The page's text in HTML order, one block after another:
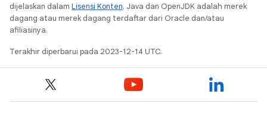
dijelaskan dalam Lisensi Konten. Java dan OpenJDK adalah merek
dagang atau merek dagang terdaftar dari Oracle dan/atau
afiliasinya.
Terakhir diperbarui pada 2023-12-14 UTC.